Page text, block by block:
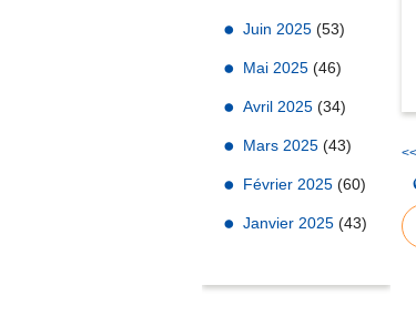
Juin 2025 (53)
Mai 2025 (46)
Avril 2025 (34)
Mars 2025 (43)
Février 2025 (60)
Janvier 2025 (43)